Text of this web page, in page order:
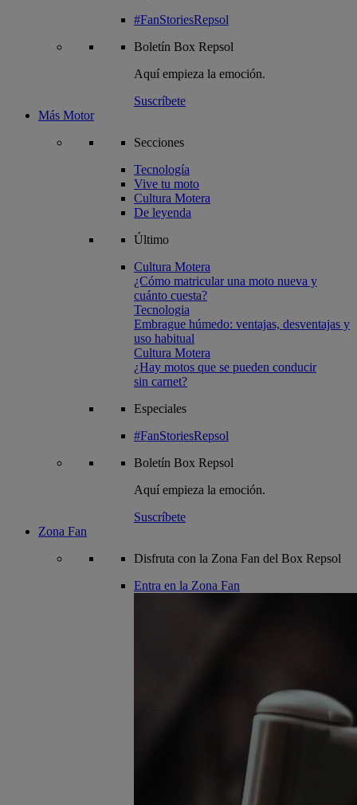
#FanStoriesRepsol
Boletín Box Repsol
Aquí empieza la emoción.
Suscríbete
Más Motor
Secciones
Tecnología
Vive tu moto
Cultura Motera
De leyenda
Último
Cultura Motera
¿Cómo matricular una moto nueva y
cuánto cuesta?
Tecnologia
Embrague húmedo: ventajas, desventajas y
uso habitual
Cultura Motera
¿Hay motos que se pueden conducir
sin carnet?
Especiales
#FanStoriesRepsol
Boletín Box Repsol
Aquí empieza la emoción.
Suscríbete
Zona Fan
Disfruta con la Zona Fan del Box Repsol
Entra en la Zona Fan